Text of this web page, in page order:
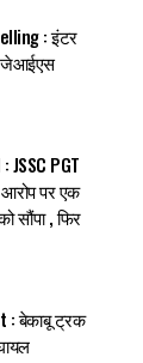
: इंटर
जेआईएस
PGT
आरोप पर एक
सौंपा , फिर
: बेकाबू ट्रक